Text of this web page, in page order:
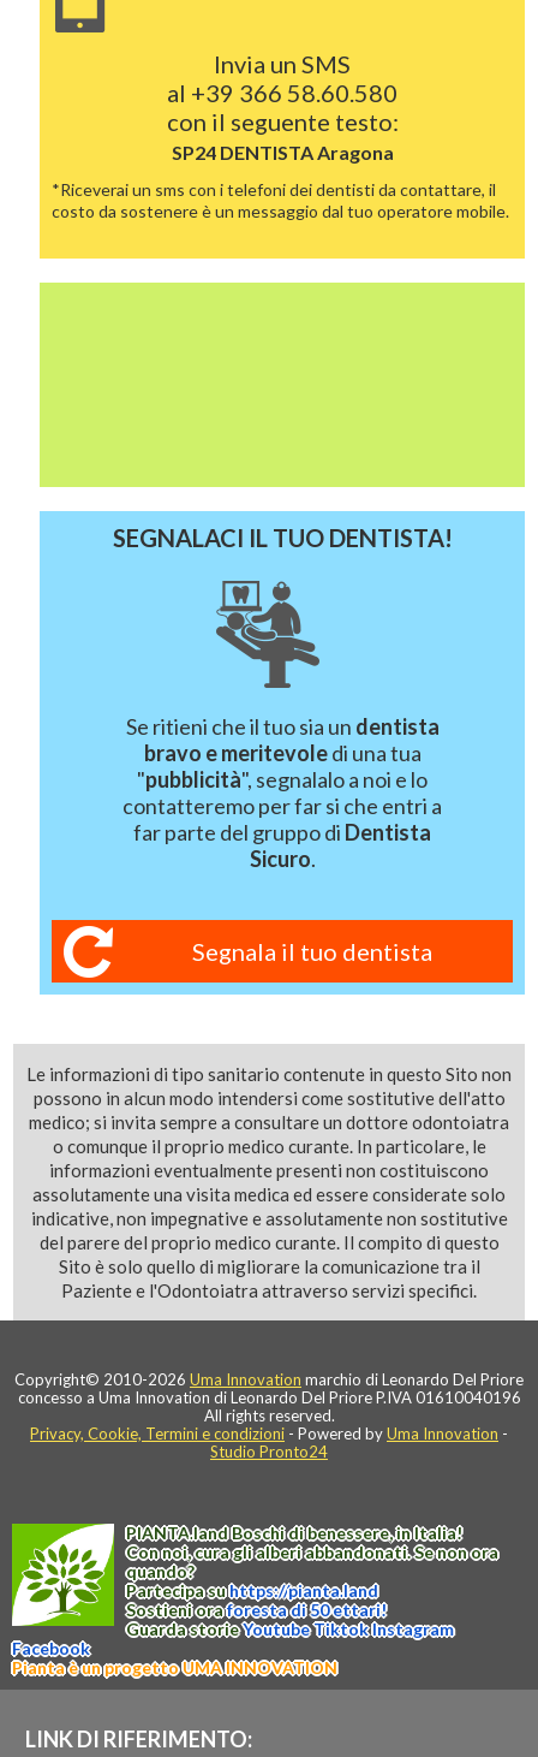
Invia un SMS
al +39 366 58.60.580
con il seguente testo:
SP24 DENTISTAAragona
*Riceverai un sms con i telefoni dei dentisti da contattare, il
costo da sostenere è un messaggio dal tuo operatore mobile.
SEGNALACI IL TUO DENTISTA!
Se ritieni che il tuo sia un dentista
bravo e meritevoledi una tua
"pubblicità", segnalalo a noi e lo
contatteremo per far si che entri a
far parte del gruppo di Dentista
Sicuro.
Segnala il tuo dentista
Le informazioni di tipo sanitario contenute in questo Sito non
possono in alcun modo intendersi come sostitutive dell'atto
medico; si invita sempre a consultare un dottore odontoiatra
o comunque il proprio medico curante. In particolare, le
informazioni eventualmente presenti non costituiscono
assolutamente una visita medica ed essere considerate solo
indicative, non impegnative e assolutamente non sostitutive
del parere del proprio medico curante. Il compito di questo
Sito è solo quello di migliorare la comunicazione tra il
Paziente e l'Odontoiatra attraverso servizi specifici.
Copyright© 2010-2026 Uma Innovation marchio di Leonardo Del Priore
concesso a Uma Innovation di Leonardo Del Priore P.IVA 01610040196
All rights reserved.
Privacy, Cookie, Termini e condizioni - Powered byUma Innovation -
Studio Pronto24
PIANTA.landBoschi di benessere, in Italia!
Con noi, cura gli alberi abbandonati. Se non ora
quando?
Partecipa suhttps://pianta.land
Sostieni oraforesta di 50 ettari!
Guarda storieYoutubeTiktokInstagram
Facebook
Pianta è un progetto UMA INNOVATION
LINK DI RIFERIMENTO: